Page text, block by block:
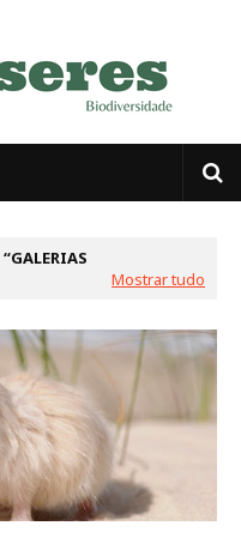
GALERIAS
Mostrar tudo